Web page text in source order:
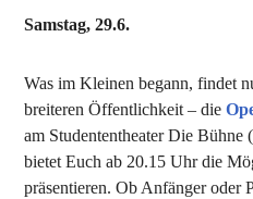
Samstag, 29.6.
Was im Kleinen begann, findet
breiteren Öffentlichkeit – die
am Studententheater Die Bühne
bietet Euch ab 20.15 Uhr die
präsentieren. Ob Anfänger oder